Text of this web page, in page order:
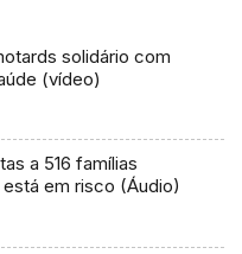
solidário com
(vídeo)
a 516 famílias
em risco (Áudio)